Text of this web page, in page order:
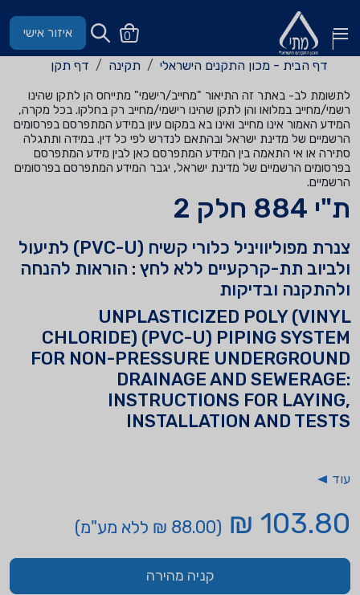
0 איזור אישי
דף הבית - מכון התקנים הישראלי תקינה דף תקן
לתשומת לב- באתר זה התיאור "מחייב/רישמי" מתייחס הן לתקן שהינו
רשמי/מחייב במלואו והן לתקן שהינו רישמי/מחייב רק בחלקו. בכל מקרה,
המידע האמור אינו מחייב ואינו בא במקום עיון במידע המתפרסם בפרסומים
הרשמיים של מדינת ישראל ובהתאם לנדרש לפי כל דין. במידה ותתגלה
סתירה או אי התאמה בין המידע המתפרסם כאן לבין מידע המתפרסם
בפרסומים הרשמיים של מדינת ישראל, יגבר המידע המתפרסם בפרסומים
הרשמיים.
ת"י 884 חלק 2
צנרת מפוליוויניל כלורי קשיח (PVC-U) לתיעול
ולביוב תת-קרקעיים ללא לחץ : הוראות להנחה
ולהתקנה ובדיקות
UNPLASTICIZED POLY (VINYL
CHLORIDE) (PVC-U) PIPING SYSTEM
FOR NON-PRESSURE UNDERGROUND
DRAINAGE AND SEWERAGE:
INSTRUCTIONS FOR LAYING,
INSTALLATION AND TESTS
עוד
103.80 ₪ (88.00 ₪ ללא מע"מ)
קניה מהירה